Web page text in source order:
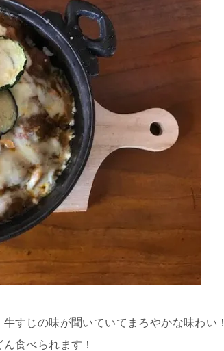
すじの味が聞いていてまろやかな味わい！
食べられます！